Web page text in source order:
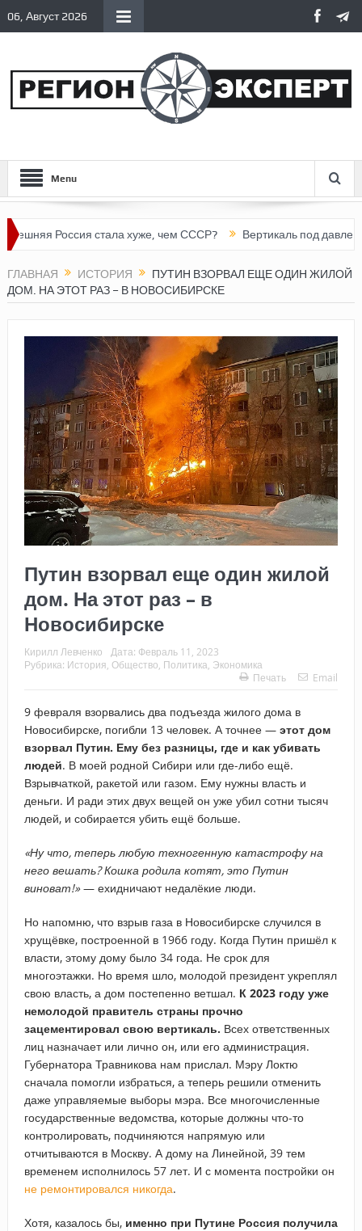
06, Август 2026
Menu
Россия стала хуже, чем СССР? Вертикаль под давлением
ГЛАВНАЯ ИСТОРИЯ
ПУТИН ВЗОРВАЛ ЕЩЕ ОДИН ЖИЛОЙ
ДОМ. НА ЭТОТ РАЗ – В НОВОСИБИРСКЕ
Путин взорвал еще один жилой
дом. На этот раз – в
Новосибирске
Кирилл Левченко Дата: Февраль 11, 2023
Рубрика: История Общество Политика Экономика
Печать
Email
9 февраля взорвались два подъезда жилого дома в
Новосибирске, погибли 13 человек. А точнее — этот дом
взорвал Путин. Ему без разницы, где и как убивать
людей. В моей родной Сибири или где-либо ещё.
Взрывчаткой, ракетой или газом. Ему нужны власть и
деньги. И ради этих двух вещей он уже убил сотни тысяч
людей, и собирается убить ещё больше.
«Ну что, теперь любую техногенную катастрофу на
него вешать? Кошка родила котят, это Путин
виноват!»— ехидничают недалёкие люди.
Но напомню, что взрыв газа в Новосибирске случился в
хрущёвке, построенной в 1966 году. Когда Путин пришёл к
власти, этому дому было 34 года. Не срок для
многоэтажки. Но время шло, молодой президент укреплял
свою власть, а дом постепенно ветшал. К 2023 году уже
немолодой правитель страны прочно
зацементировал свою вертикаль. Всех ответственных
лиц назначает или лично он, или его администрация.
Губернатора Травникова нам прислал. Мэру Локтю
сначала помогли избраться, а теперь решили отменить
даже управляемые выборы мэра. Все многочисленные
государственные ведомства, которые должны что-то
контролировать, подчиняются напрямую или
отчитываются в Москву. А дому на Линейной, 39 тем
временем исполнилось 57 лет. И с момента постройки он
не ремонтировался никогда.
Хотя, казалось бы, именно при Путине Россия получила